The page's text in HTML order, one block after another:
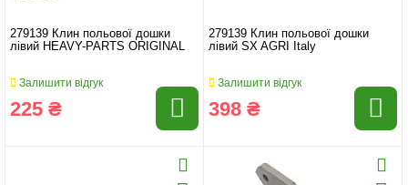
279139 Клин польової дошки
лівий HEAVY-PARTS ORIGINAL
Залишити відгук
225 ₴
279139 Клин польової дошки
лівий SX AGRI Italy
Залишити відгук
398 ₴